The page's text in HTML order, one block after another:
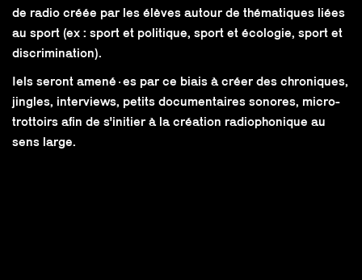
de radio créée par les élèves autour de thématiques liées
au sport (ex : sport et politique, sport et écologie, sport et
discrimination).
Iels seront amené·es par ce biais à créer des chroniques,
jingles, interviews, petits documentaires sonores, micro-
trottoirs afin de s'initier à la création radiophonique au
sens large.